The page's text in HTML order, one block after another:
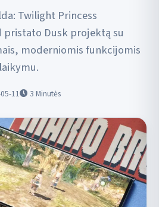
Twilight Princess
pristato Dusk projektą su
moderniomis funkcijomis
11 3 Minutės